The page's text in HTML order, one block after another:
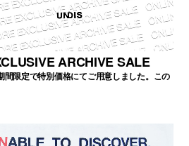
ARCHIVE SALE
限定で特別価格にてご用意しました。この